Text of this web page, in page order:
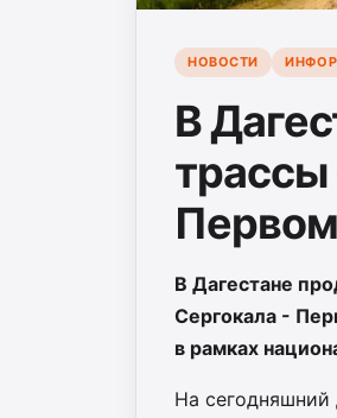
НОВОСТИ
В
В Дагестане
Сергокала -
в рамках
На сегодняшний